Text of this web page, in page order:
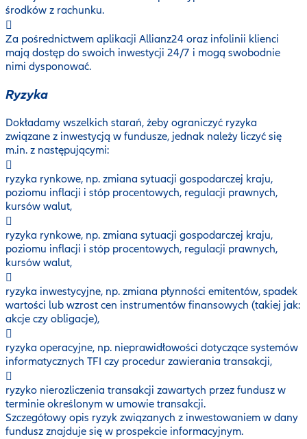
środków z rachunku.
Za pośrednictwem aplikacji Allianz24 oraz infolinii klienci
mają dostęp do swoich inwestycji 24/7 i mogą swobodnie
nimi dysponować.
Ryzyka
Dokładamy wszelkich starań, żeby ograniczyć ryzyka
związane z inwestycją w fundusze, jednak należy liczyć się
m.in. z następującymi:
ryzyka rynkowe, np. zmiana sytuacji gospodarczej kraju,
poziomu inflacji i stóp procentowych, regulacji prawnych,
kursów walut,
ryzyka rynkowe, np. zmiana sytuacji gospodarczej kraju,
poziomu inflacji i stóp procentowych, regulacji prawnych,
kursów walut,
ryzyka inwestycyjne, np. zmiana płynności emitentów, spadek
wartości lub wzrost cen instrumentów finansowych (takiej jak:
akcje czy obligacje),
ryzyka operacyjne, np. nieprawidłowości dotyczące systemów
informatycznych TFI czy procedur zawierania transakcji,
ryzyko nierozliczenia transakcji zawartych przez fundusz w
terminie określonym w umowie transakcji.
Szczegółowy opis ryzyk związanych z inwestowaniem w dany
fundusz znajduje się w prospekcie informacyjnym.